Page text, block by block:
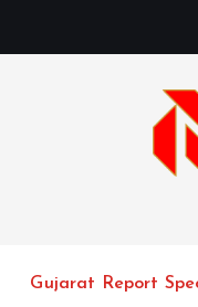
Gujarat Report